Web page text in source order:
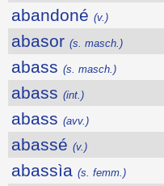
abandoné (v.)
abasor (s. masch.)
abass (s. masch.)
abass (int.)
abass (avv.)
abassé (v.)
abassìa (s. femm.)